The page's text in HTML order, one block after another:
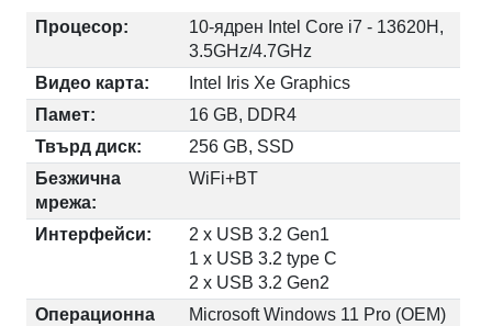
Процесор:
10-ядрен Intel Core i7 - 13620H,
3.5GHz/4.7GHz
Видео карта:
Intel Iris Xe Graphics
Памет:
16 GB, DDR4
Твърд диск:
256 GB, SSD
Безжична
мрежа:
WiFi+BT
Интерфейси:
2 x USB 3.2 Gen1
1 x USB 3.2 type C
2 x USB 3.2 Gen2
Операционна
Microsoft Windows 11 Pro (OEM)